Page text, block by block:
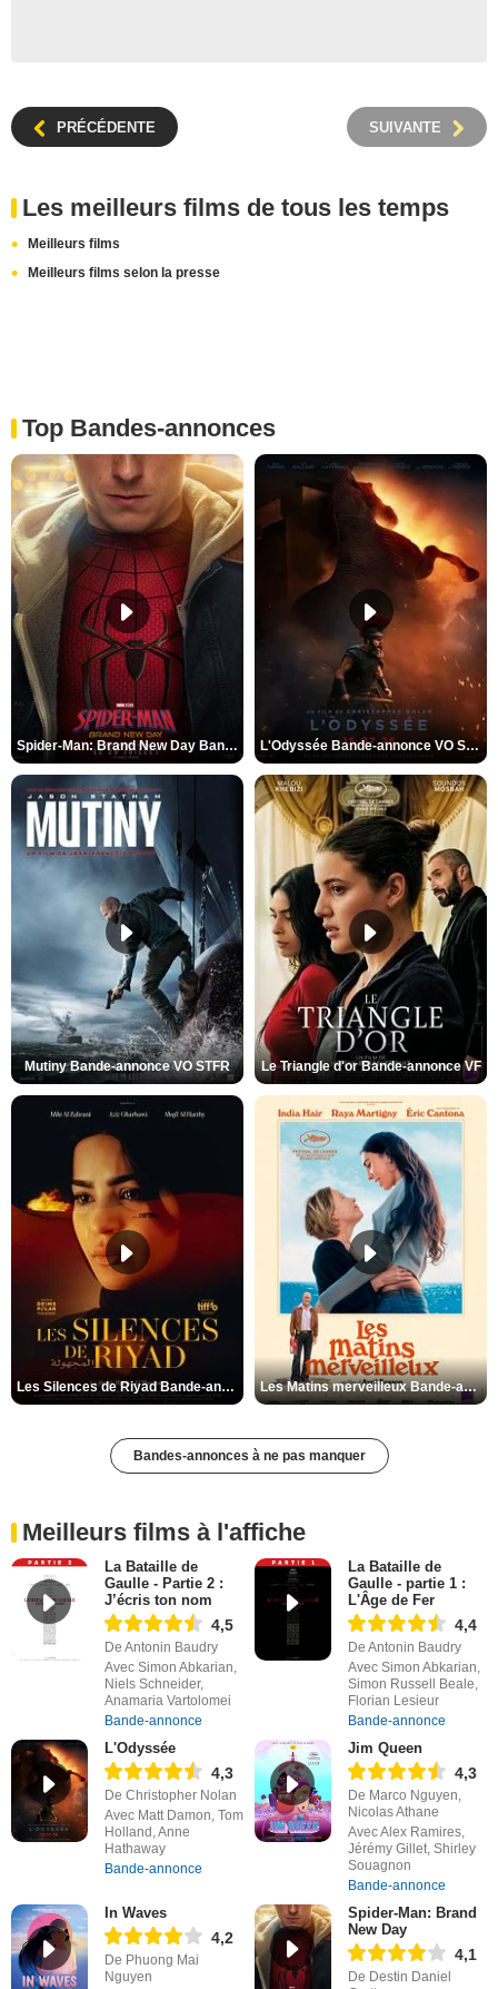
PRÉCÉDENTE SUIVANTE
Les meilleurs films de tous les temps
Meilleurs films
Meilleurs films selon la presse
Top Bandes-annonces
Spider-Man: Brand New Day Bande-annonce VO STFR L'Odyssée Bande-annonce VO STFR
Mutiny Bande-annonce VO STFR Le Triangle d'or Bande-annonce VF
Les Silences de Riyad Bande-annonce VO STFR Les Matins merveilleux Bande-annonce VF
Bandes-annonces à ne pas manquer
Meilleurs films à l'affiche
La Bataille de
Gaulle - Partie 2 :
J’écris ton nom
4,5
De Antonin Baudry
Avec Simon Abkarian,
Niels Schneider,
Anamaria Vartolomei
Bande-annonce
La Bataille de
Gaulle - partie 1 :
L'Âge de Fer
4,4
De Antonin Baudry
Avec Simon Abkarian,
Simon Russell Beale,
Florian Lesieur
Bande-annonce
L'Odyssée
4,3
De Christopher Nolan
Avec Matt Damon, Tom
Holland, Anne
Hathaway
Bande-annonce
Jim Queen
4,3
De Marco Nguyen,
Nicolas Athane
Avec Alex Ramires,
Jérémy Gillet, Shirley
Souagnon
Bande-annonce
In Waves
4,2
De Phuong Mai
Nguyen
Spider-Man: Brand
New Day
4,1
De Destin Daniel